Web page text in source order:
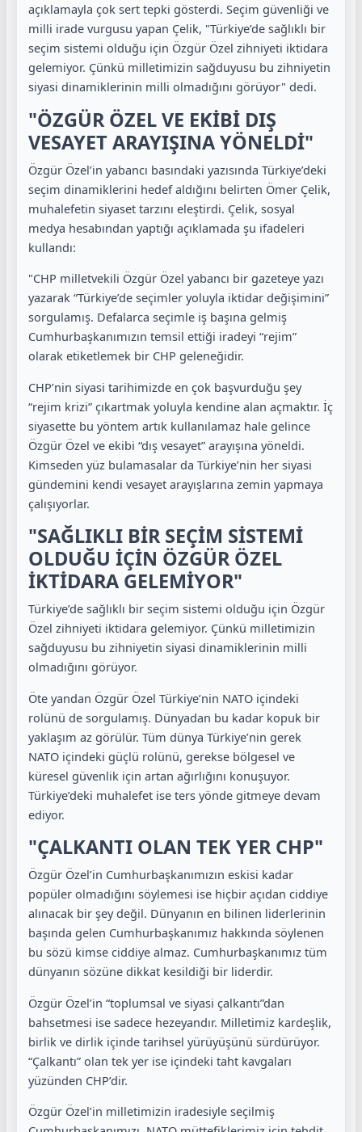
açıklamayla çok sert tepki gösterdi. Seçim güvenliği ve
milli irade vurgusu yapan Çelik, "Türkiye’de sağlıklı bir
seçim sistemi olduğu için Özgür Özel zihniyeti iktidara
gelemiyor. Çünkü milletimizin sağduyusu bu zihniyetin
siyasi dinamiklerinin milli olmadığını görüyor" dedi.
"ÖZGÜR ÖZEL VE EKİBİ DIŞ
VESAYET ARAYIŞINA YÖNELDİ"
Özgür Özel’in yabancı basındaki yazısında Türkiye’deki
seçim dinamiklerini hedef aldığını belirten Ömer Çelik,
muhalefetin siyaset tarzını eleştirdi. Çelik, sosyal
medya hesabından yaptığı açıklamada şu ifadeleri
kullandı:
"CHP milletvekili Özgür Özel yabancı bir gazeteye yazı
yazarak “Türkiye’de seçimler yoluyla iktidar değişimini”
sorgulamış. Defalarca seçimle iş başına gelmiş
Cumhurbaşkanımızın temsil ettiği iradeyi “rejim”
olarak etiketlemek bir CHP geleneğidir.
CHP’nin siyasi tarihimizde en çok başvurduğu şey
“rejim krizi” çıkartmak yoluyla kendine alan açmaktır. İç
siyasette bu yöntem artık kullanılamaz hale gelince
Özgür Özel ve ekibi “dış vesayet” arayışına yöneldi.
Kimseden yüz bulamasalar da Türkiye’nin her siyasi
gündemini kendi vesayet arayışlarına zemin yapmaya
çalışıyorlar.
"SAĞLIKLI BİR SEÇİM SİSTEMİ
OLDUĞU İÇİN ÖZGÜR ÖZEL
İKTİDARA GELEMİYOR"
Türkiye’de sağlıklı bir seçim sistemi olduğu için Özgür
Özel zihniyeti iktidara gelemiyor. Çünkü milletimizin
sağduyusu bu zihniyetin siyasi dinamiklerinin milli
olmadığını görüyor.
Öte yandan Özgür Özel Türkiye’nin NATO içindeki
rolünü de sorgulamış. Dünyadan bu kadar kopuk bir
yaklaşım az görülür. Tüm dünya Türkiye’nin gerek
NATO içindeki güçlü rolünü, gerekse bölgesel ve
küresel güvenlik için artan ağırlığını konuşuyor.
Türkiye’deki muhalefet ise ters yönde gitmeye devam
ediyor.
"ÇALKANTI OLAN TEK YER CHP"
Özgür Özel’in Cumhurbaşkanımızın eskisi kadar
popüler olmadığını söylemesi ise hiçbir açıdan ciddiye
alınacak bir şey değil. Dünyanın en bilinen liderlerinin
başında gelen Cumhurbaşkanımız hakkında söylenen
bu sözü kimse ciddiye almaz. Cumhurbaşkanımız tüm
dünyanın sözüne dikkat kesildiği bir liderdir.
Özgür Özel’in “toplumsal ve siyasi çalkantı”dan
bahsetmesi ise sadece hezeyandır. Milletimiz kardeşlik,
birlik ve dirlik içinde tarihsel yürüyüşünü sürdürüyor.
“Çalkantı” olan tek yer ise içindeki taht kavgaları
yüzünden CHP’dir.
Özgür Özel’in milletimizin iradesiyle seçilmiş